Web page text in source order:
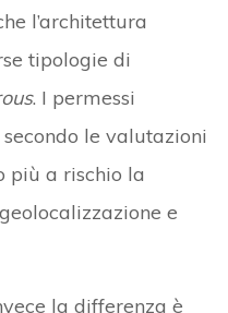
l’architettura
tipologie di
. I permessi
le valutazioni
più a rischio la
e
la differenza è